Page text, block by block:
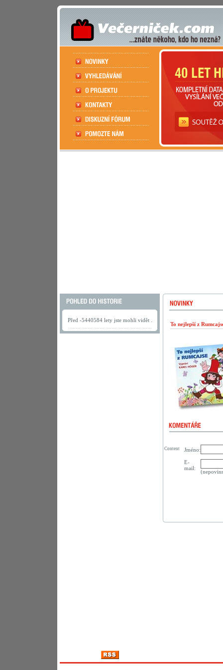
Před -5440584 lety jste mohli vidět .
To nejlepší z
Jméno:
E-
mail:
Content